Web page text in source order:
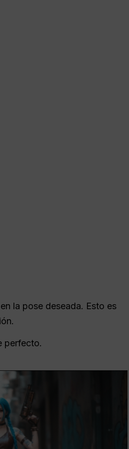
la pose deseada. Esto es
perfecto.